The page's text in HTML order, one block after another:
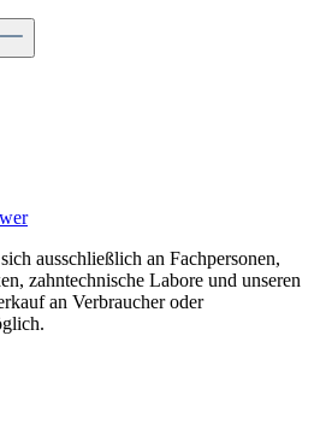
ausschließlich an Fachpersonen,
zahntechnische Labore und unseren
an Verbraucher oder